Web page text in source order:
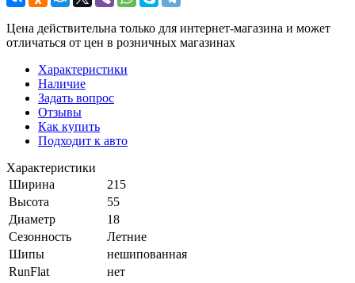
Цена действительна только для интернет-магазина и может
отличаться от цен в розничных магазинах
Характеристики
Наличие
Задать вопрос
Отзывы
Как купить
Подходит к авто
Характеристики
Ширина
215
Высота
55
Диаметр
18
Сезонность
Летние
Шипы
нешипованная
RunFlat
нет